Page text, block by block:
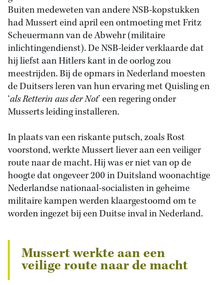
Buiten medeweten van andere NSB-kopstukken
had Mussert eind april een ontmoeting met Fritz
Scheuermann van de Abwehr (militaire
inlichtingendienst). De NSB-leider verklaarde dat
hij liefst aan Hitlers kant in de oorlog zou
meestrijden. Bij de opmars in Nederland moesten
de Duitsers leren van hun ervaring met Quisling en
‘als Retterin aus der Not’ een regering onder
Musserts leiding installeren.
In plaats van een riskante putsch, zoals Rost
voorstond, werkte Mussert liever aan een veiliger
route naar de macht. Hij was er niet van op de
hoogte dat ongeveer 200 in Duitsland woonachtige
Nederlandse nationaal-socialisten in geheime
militaire kampen werden klaargestoomd om te
worden ingezet bij een Duitse inval in Nederland.
Mussert werkte aan een
veilige route naar de macht